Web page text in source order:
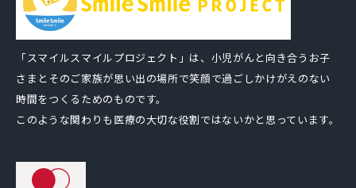
「スマイルスマイルプロジェクト」は、小児がんと向き合うお子
さまとそのご家族が思い出の場所で笑顔で過ごしかけがえのない
時間をつくるためのものです。
このような関わりも医療の大切な役割ではないかと思っています。